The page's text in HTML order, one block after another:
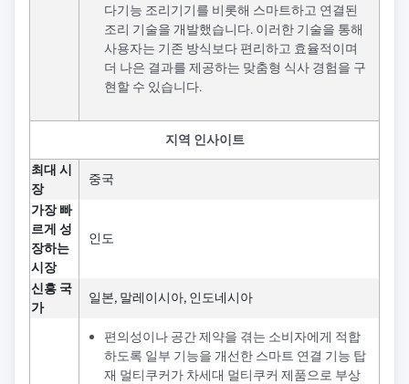
다기능 조리기기를 비롯해 스마트하고 연결된
조리 기술을 개발했습니다. 이러한 기술을 통해
사용자는 기존 방식보다 편리하고 효율적이며
더 나은 결과를 제공하는 맞춤형 식사 경험을 구
현할 수 있습니다.
지역 인사이트
최대 시
장
중국
가장 빠
르게 성
장하는
시장
인도
신흥 국
가
일본, 말레이시아, 인도네시아
편의성이나 공간 제약을 겪는 소비자에게 적합
하도록 일부 기능을 개선한 스마트 연결 기능 탑
재 멀티쿠커가 차세대 멀티쿠커 제품으로 부상